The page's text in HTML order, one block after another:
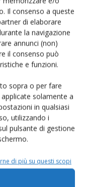
Il consenso a queste
di elaborare
la navigazione
annunci (non)
il consenso può
e funzioni.
sopra o per fare
solamente a
in qualsiasi
utilizzando i
pulsante di gestione
di più su questi scopi
mondo